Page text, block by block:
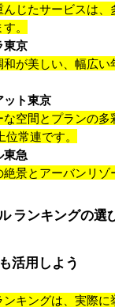
じたサービスは、
。
東京
和が美しい、幅広
ット東京
空間とプランの多
常連です。
東急
景とアーバンリゾ
ランキングの選
活用しよう
キングは、実際に